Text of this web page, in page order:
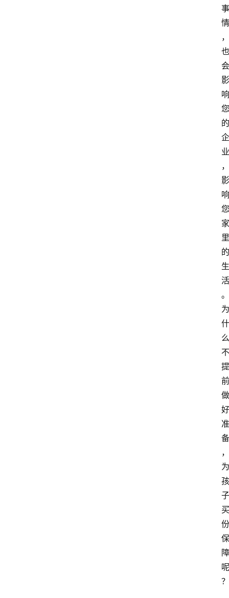
事
情
，
也
会
影
响
您
的
企
业
，
影
响
您
家
里
的
生
活
。
为
什
么
不
提
前
做
好
准
备
，
为
孩
子
买
份
保
障
呢
？